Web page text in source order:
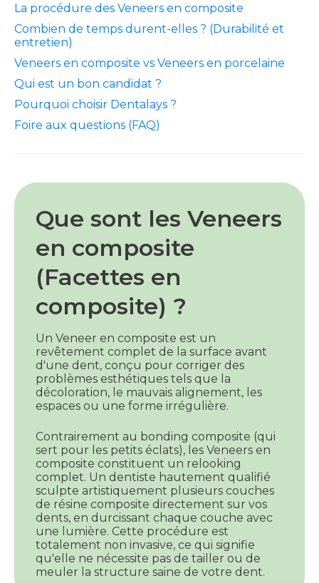
La procédure des Veneers en composite
Combien de temps durent-elles ? (Durabilité et
entretien)
Veneers en composite vs Veneers en porcelaine
Qui est un bon candidat ?
Pourquoi choisir Dentalays ?
Foire aux questions (FAQ)
Que sont les Veneers
en composite
(Facettes en
composite) ?
Un Veneer en composite est un
revêtement complet de la surface avant
d'une dent, conçu pour corriger des
problèmes esthétiques tels que la
décoloration, le mauvais alignement, les
espaces ou une forme irrégulière.
Contrairement au bonding composite (qui
sert pour les petits éclats), les Veneers en
composite constituent un relooking
complet. Un dentiste hautement qualifié
sculpte artistiquement plusieurs couches
de résine composite directement sur vos
dents, en durcissant chaque couche avec
une lumière. Cette procédure est
totalement non invasive, ce qui signifie
qu'elle ne nécessite pas de tailler ou de
meuler la structure saine de votre dent.